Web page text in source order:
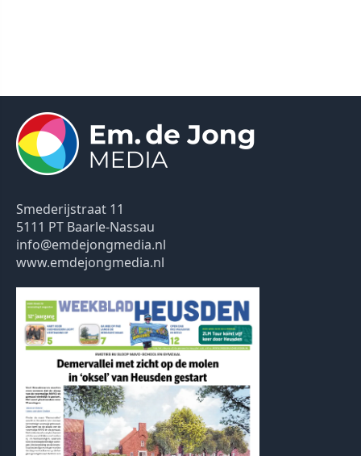
Smederijstraat 11
5111 PT Baarle-Nassau
info@emdejongmedia.nl
www.emdejongmedia.nl